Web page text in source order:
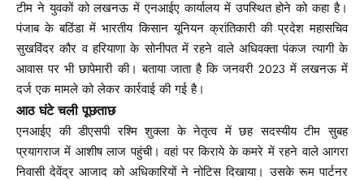
टीम ने युवकों को लखनऊ में एनआईए कार्यालय में उपस्थित होने को कहा है।
पंजाब के बठिंडा में भारतीय किसान यूनियन क्रांतिकारी की प्रदेश महासचिव
सुखविंदर कौर व हरियाणा के सोनीपत में रहने वाले अधिवक्ता पंकज त्यागी के
आवास पर भी छापेमारी की। बताया जाता है कि जनवरी 2023 में लखनऊ में
दर्ज एक मामले को लेकर कार्रवाई की गई है।
आठ घंटे चली पूछताछ
एनआईए की डीएसपी रश्मि शुक्ला के नेतृत्व में छह सदस्यीय टीम सुबह
प्रयागराज में आशीष लाज पहुंची। वहां पर किराये के कमरे में रहने वाले आगरा
निवासी देवेंद्र आजाद को अधिकारियों ने नोटिस दिखाया। उसके रूम पार्टनर